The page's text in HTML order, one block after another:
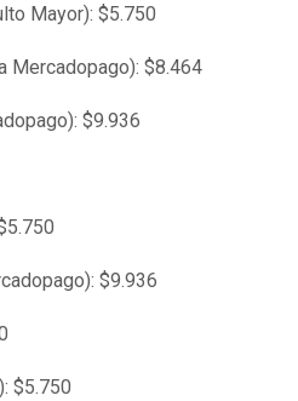
Mayor): $5.750
Mercadopago): $8.464
$9.936
$9.936
$5.750